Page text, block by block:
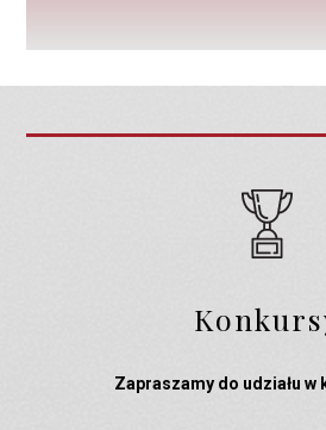
Zapraszamy do udziału w